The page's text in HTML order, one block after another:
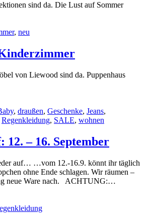
sind da. Die Lust auf Sommer
, neu
von Liewood sind da. Puppenhaus
, draußen, Geschenke, Jeans,
Regenkleidung, SALE, wohnen
– 16. September
auf… …vom 12.-16.9. könnt ihr täglich
ohne Ende schlagen. Wir räumen –
neue Ware nach. ACHTUNG:…